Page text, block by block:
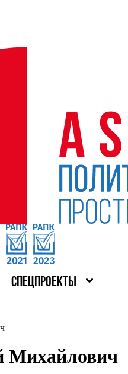
СПЕЦПРОЕКТЫ
Михайлович